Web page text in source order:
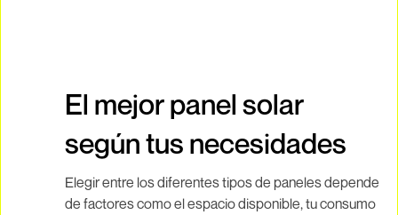
El mejor panel solar
según tus necesidades
Elegir entre los diferentes tipos de paneles depende
de factores como el espacio disponible, tu consumo